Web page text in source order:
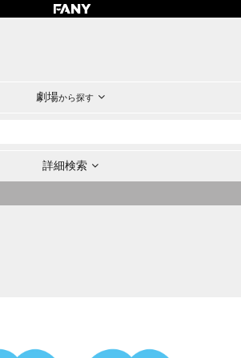
劇場から探す
詳細検索